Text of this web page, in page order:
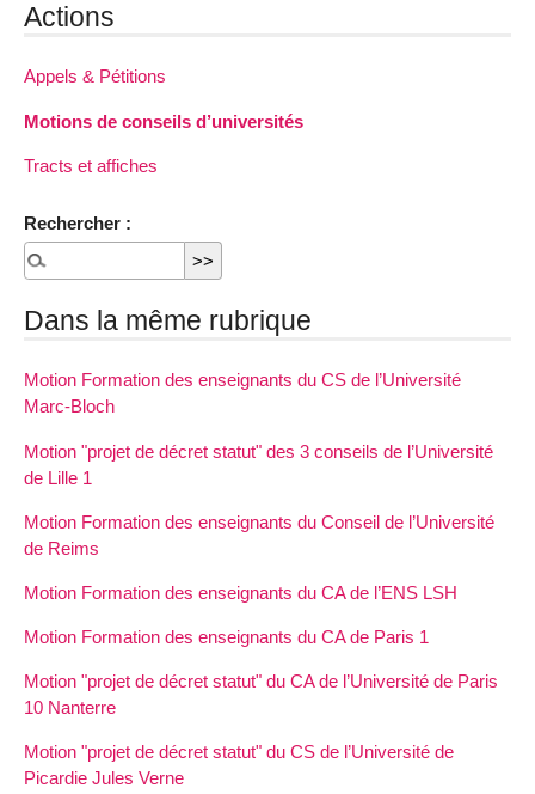
Actions
Appels & Pétitions
Motions de conseils d’universités
Tracts et affiches
Rechercher :
Dans la même rubrique
Motion Formation des enseignants du CS de l’Université
Marc-Bloch
Motion "projet de décret statut" des 3 conseils de l’Université
de Lille 1
Motion Formation des enseignants du Conseil de l’Université
de Reims
Motion Formation des enseignants du CA de l’ENS LSH
Motion Formation des enseignants du CA de Paris 1
Motion "projet de décret statut" du CA de l’Université de Paris
10 Nanterre
Motion "projet de décret statut" du CS de l’Université de
Picardie Jules Verne